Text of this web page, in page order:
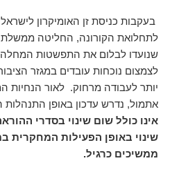
בעקבות כניסת זן האומיקרון
לתחלואת הקורונה, החליטה
שנועדו לבלום את התפשטות
לצמצום נוכחות עובדים במגזר
יותר לעבודה מרחוק. לאור הנחיות
אתמול, נדרש עדכון באופן התנהלות
אינו כולל שום שינוי בסדרי
שינוי באופן הפעילות המחקרית
ממשיכים כרגיל.